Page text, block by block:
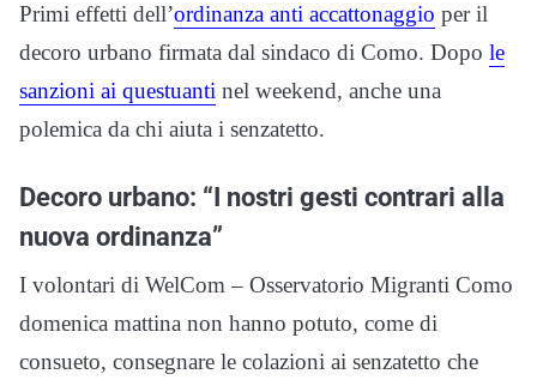
Primi effetti dell’ordinanza anti accattonaggio per il
decoro urbano firmata dal sindaco di Como. Dopo le
sanzioni ai questuanti nel weekend, anche una
polemica da chi aiuta i senzatetto.
Decoro urbano: “I nostri gesti contrari alla
nuova ordinanza”
I volontari di WelCom – Osservatorio Migranti Como
domenica mattina non hanno potuto, come di
consueto, consegnare le colazioni ai senzatetto che